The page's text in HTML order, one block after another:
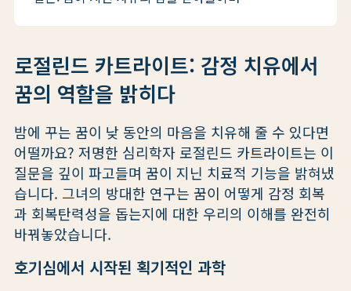
로절린드 카트라이트: 감정 치유에서
꿈의 역할을 밝히다
밤에 꾸는 꿈이 낮 동안의 마음을 치유해 줄 수 있다면
어떨까요? 저명한 심리학자 로절린드 카트라이트는 이
질문을 깊이 파고들며 꿈이 지닌 치료적 기능을 밝혀냈
습니다. 그녀의 방대한 연구는 꿈이 어떻게 감정 회복
과 회복탄력성을 돕는지에 대한 우리의 이해를 완전히
바꿔놓았습니다.
호기심에서 시작된 획기적인 과학